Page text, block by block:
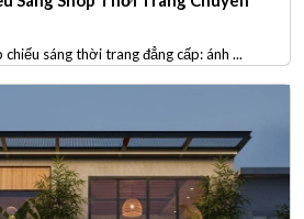
sáng thời trang đẳng cấp: ánh ...